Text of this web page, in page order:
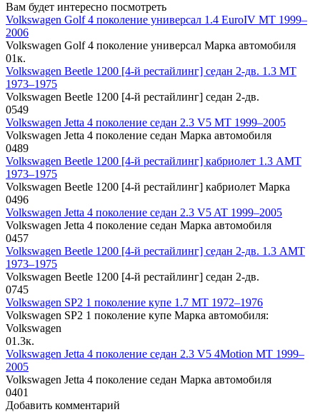
Вам будет интересно посмотреть
Volkswagen Golf 4 поколение универсал 1.4 EuroIV MT 1999–
2006
Volkswagen Golf 4 поколение универсал Марка автомобиля
01к.
Volkswagen Beetle 1200 [4-й рестайлинг] седан 2-дв. 1.3 MT
1973–1975
Volkswagen Beetle 1200 [4-й рестайлинг] седан 2-дв.
0549
Volkswagen Jetta 4 поколение седан 2.3 V5 MT 1999–2005
Volkswagen Jetta 4 поколение седан Марка автомобиля
0489
Volkswagen Beetle 1200 [4-й рестайлинг] кабриолет 1.3 AMT
1973–1975
Volkswagen Beetle 1200 [4-й рестайлинг] кабриолет Марка
0496
Volkswagen Jetta 4 поколение седан 2.3 V5 AT 1999–2005
Volkswagen Jetta 4 поколение седан Марка автомобиля
0457
Volkswagen Beetle 1200 [4-й рестайлинг] седан 2-дв. 1.3 AMT
1973–1975
Volkswagen Beetle 1200 [4-й рестайлинг] седан 2-дв.
0745
Volkswagen SP2 1 поколение купе 1.7 MT 1972–1976
Volkswagen SP2 1 поколение купе Марка автомобиля:
Volkswagen
01.3к.
Volkswagen Jetta 4 поколение седан 2.3 V5 4Motion MT 1999–
2005
Volkswagen Jetta 4 поколение седан Марка автомобиля
0401
Добавить комментарий